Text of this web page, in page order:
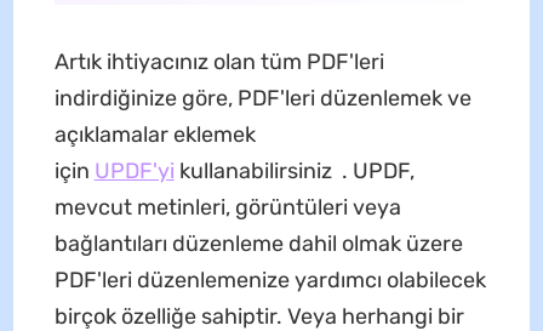
Artık ihtiyacınız olan tüm PDF'leri
indirdiğinize göre, PDF'leri düzenlemek ve
açıklamalar eklemek
için UPDF'yi kullanabilirsiniz . UPDF,
mevcut metinleri, görüntüleri veya
bağlantıları düzenleme dahil olmak üzere
PDF'leri düzenlemenize yardımcı olabilecek
birçok özelliğe sahiptir. Veya herhangi bir